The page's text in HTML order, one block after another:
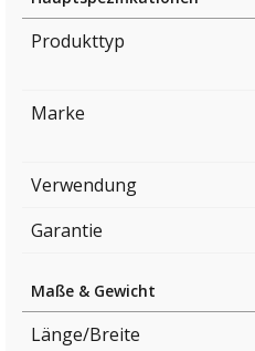
Produkttyp
Marke
Verwendung
Garantie
Maße & Gewicht
Länge/Breite